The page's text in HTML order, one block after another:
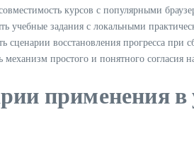
курсов с популярными
учебные задания с локальными
сценарии восстановления прогресса при
простого и понятного согласия
применения в